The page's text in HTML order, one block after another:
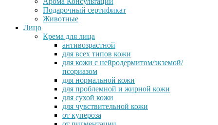
Подарочный сертификат
Животные
Лицо
Крема для лица
антивозрастной
для всех типов кожи
для кожи с нейродермитом/экземой/
псориазом
для нормальной кожи
для проблемной и жирной кожи
для сухой кожи
для чувствительной кожи
от купероза